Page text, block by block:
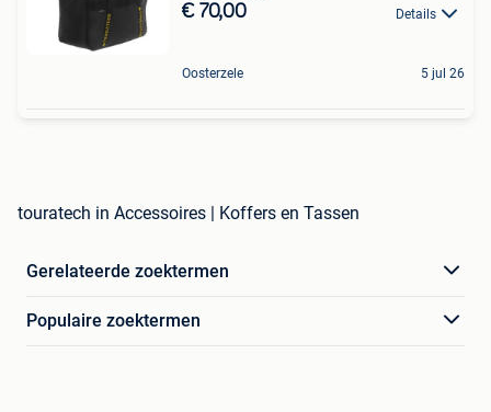
€ 70,00 Details
Oosterzele 5 jul 26
touratech in Accessoires | Koffers en Tassen
Gerelateerde zoektermen
Populaire zoektermen